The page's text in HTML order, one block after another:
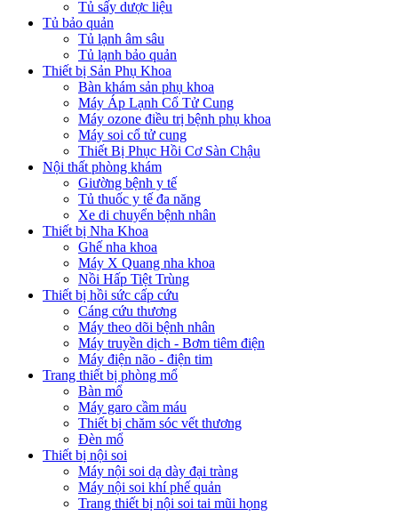
Tủ sấy dược liệu
Tủ bảo quản
Tủ lạnh âm sâu
Tủ lạnh bảo quản
Thiết bị Sản Phụ Khoa
Bàn khám sản phụ khoa
Máy Áp Lạnh Cổ Tử Cung
Máy ozone điều trị bệnh phụ khoa
Máy soi cổ tử cung
Thiết Bị Phục Hồi Cơ Sàn Chậu
Nội thất phòng khám
Giường bệnh y tế
Tủ thuốc y tế đa năng
Xe di chuyển bệnh nhân
Thiết bị Nha Khoa
Ghế nha khoa
Máy X Quang nha khoa
Nồi Hấp Tiệt Trùng
Thiết bị hồi sức cấp cứu
Cáng cứu thương
Máy theo dõi bệnh nhân
Máy truyền dịch - Bơm tiêm điện
Máy điện não - điện tim
Trang thiết bị phòng mổ
Bàn mổ
Máy garo cầm máu
Thiết bị chăm sóc vết thương
Đèn mổ
Thiết bị nội soi
Máy nội soi dạ dày đại tràng
Máy nội soi khí phế quản
Trang thiết bị nội soi tai mũi họng